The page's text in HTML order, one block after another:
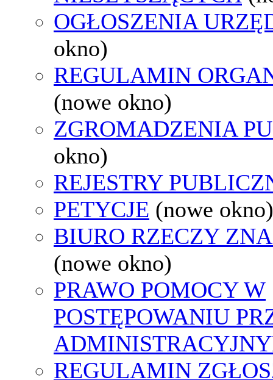
OGŁOSZENIA
okno)
REGULAMIN
(nowe okno)
ZGROMADZENIA
okno)
REJESTRY
PETYCJE (nowe okno)
BIURO RZECZY
(nowe okno)
PRAWO POMOCY W
POSTĘPOWANIU
REGULAMIN